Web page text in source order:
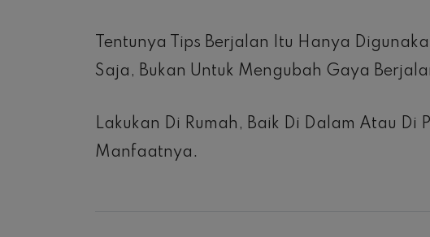
Tentunya Tips Berjalan Itu Hanya
Saja, Bukan Untuk Mengubah Gaya
Lakukan Di Rumah, Baik Di Dalam Atau Di
Manfaatnya.